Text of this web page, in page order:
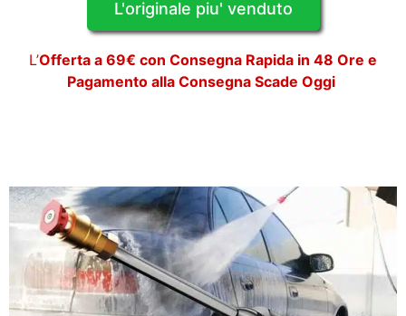
L'originale piu' venduto
L’Offerta a 69€ con Consegna Rapida in 48 Ore e
Pagamento alla Consegna Scade Oggi